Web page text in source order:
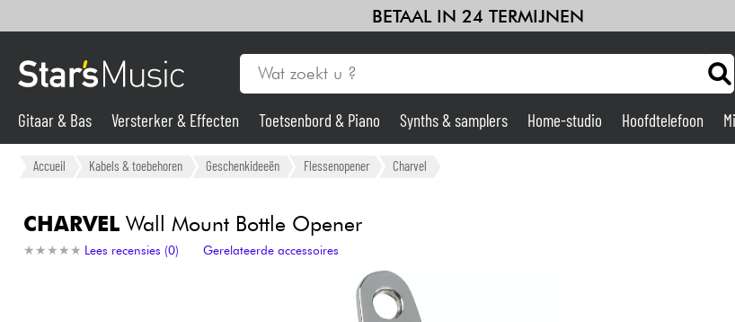
BETAAL IN 24 TERMIJNEN
Gitaar & Bas
Synths & samplers
Gitaar & Bas Versterker & Effecten Toetsenbord & Piano Synths & samplers Home-studio Hoofdtelefoon
Accueil Kabels & toebehoren Geschenkideeën Flessenopener Charvel
CHARVELWall Mount Bottle Opener
★ ★ ★ ★ ★
★ ★ ★ ★ ★ Lees recensies (0) Gerelateerde accessoires